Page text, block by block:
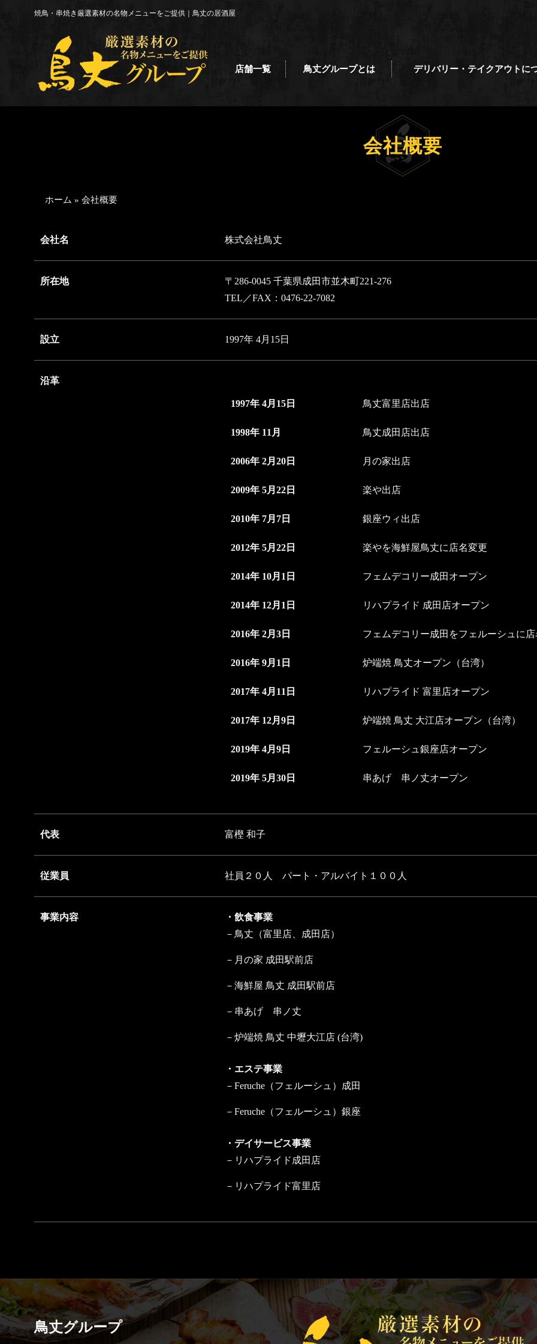
焼鳥・串焼き厳選素材の名物メニューをご提供｜鳥丈の居酒屋
店舗一覧 鳥丈グループとは デリバリー・テイクアウトに
会社概要
ホーム » 会社概要
会社名 株式会社鳥丈
所在地
〒286-0045 千葉県成田市並木町221-276
TEL／FAX：0476-22-7082
設立 1997年 4月15日
沿革
1997年 4月15日 鳥丈富里店出店
1998年 11月 鳥丈成田店出店
2006年 2月20日 月の家出店
2009年 5月22日 楽や出店
2010年 7月7日 銀座ウィ出店
2012年 5月22日 楽やを海鮮屋鳥丈に店名変更
2014年 10月1日 フェムデコリー成田オープン
2014年 12月1日 リハプライド 成田店オープン
2016年 2月3日 フェムデコリー成田をフェルーシュに
2016年 9月1日 炉端焼 鳥丈オープン（台湾）
2017年 4月11日 リハプライド 富里店オープン
2017年 12月9日 炉端焼 鳥丈 大江店オープン（台湾）
2019年 4月9日 フェルーシュ銀座店オープン
2019年 5月30日 串あげ 串ノ丈オープン
代表 富樫 和子
従業員 社員２０人 パート・アルバイト１００人
事業内容
・飲食事業
－鳥丈（富里店、成田店）
－月の家 成田駅前店
－海鮮屋 鳥丈 成田駅前店
－串あげ 串ノ丈
－炉端焼 鳥丈 中壢大江店 (台湾)
・エステ事業
－Feruche（フェルーシュ）成田
－Feruche（フェルーシュ）銀座
・デイサービス事業
－リハプライド成田店
－リハプライド富里店
鳥丈グループ